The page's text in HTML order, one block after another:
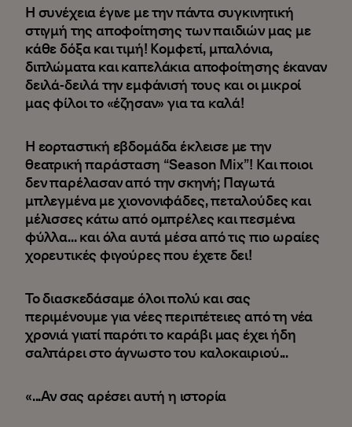
Η συνέχεια έγινε με την πάντα συγκινητική
στιγμή της αποφοίτησης των παιδιών μας με
κάθε δόξα και τιμή! Κομφετί, μπαλόνια,
διπλώματα και καπελάκια αποφοίτησης έκαναν
δειλά-δειλά την εμφάνισή τους και οι μικροί
μας φίλοι το «έζησαν» για τα καλά!
Η εορταστική εβδομάδα έκλεισε με την
θεατρική παράσταση “Season Mix”! Και ποιοι
δεν παρέλασαν από την σκηνή; Παγωτά
μπλεγμένα με χιονονιφάδες, πεταλούδες και
μέλισσες κάτω από ομπρέλες και πεσμένα
φύλλα... και όλα αυτά μέσα από τις πιο ωραίες
χορευτικές φιγούρες που έχετε δει!
Το διασκεδάσαμε όλοι πολύ και σας
περιμένουμε για νέες περιπέτειες από τη νέα
χρονιά γιατί παρότι το καράβι μας έχει ήδη
σαλπάρει στο άγνωστο του καλοκαιριού...
«...Αν σας αρέσει αυτή η ιστορία